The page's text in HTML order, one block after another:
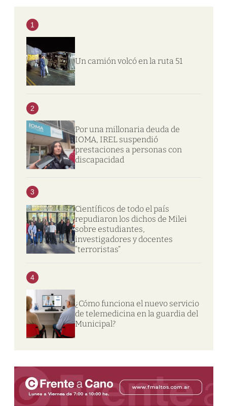
1
Un camión volcó en la ruta 51
2
Por una millonaria deuda de
IOMA, IREL suspendió
prestaciones a personas con
discapacidad
3
Científicos de todo el país
repudiaron los dichos de Milei
sobre estudiantes,
investigadores y docentes
“terroristas”
4
¿Cómo funciona el nuevo servicio
de telemedicina en la guardia del
Municipal?